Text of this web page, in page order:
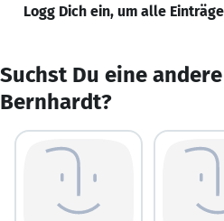
Logg Dich ein, um alle
Suchst Du eine
Bernhardt?